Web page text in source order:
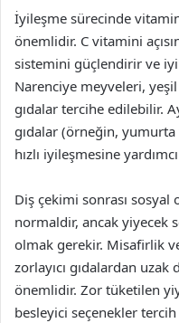
İyileşme sürecinde
önemlidir. C vitamini
sistemini güçlendirir ve
Narenciye meyveleri,
gıdalar tercihe edilebilir.
gıdalar (örneğin,
hızlı iyileşmesine
Diş çekimi sonrası
normaldir, ancak yiyecek
olmak gerekir. Misafirlik
zorlayıcı gıdalardan uzak
önemlidir. Zor tüketilen
besleyici seçenekler